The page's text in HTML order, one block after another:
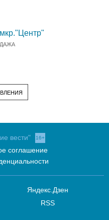
вести" 16+
соглашение
Яндекс.Дзен
RSS